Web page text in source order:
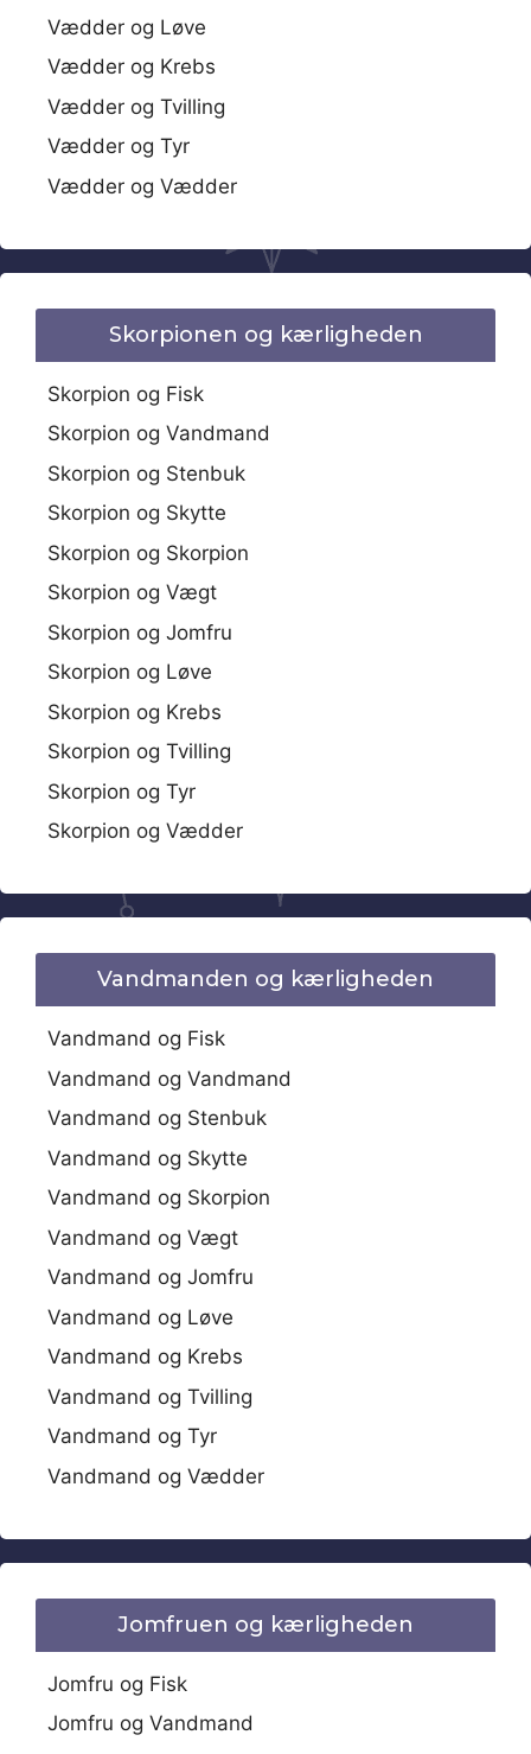
Vædder og Løve
Vædder og Krebs
Vædder og Tvilling
Vædder og Tyr
Vædder og Vædder
Skorpionen og kærligheden
Skorpion og Fisk
Skorpion og Vandmand
Skorpion og Stenbuk
Skorpion og Skytte
Skorpion og Skorpion
Skorpion og Vægt
Skorpion og Jomfru
Skorpion og Løve
Skorpion og Krebs
Skorpion og Tvilling
Skorpion og Tyr
Skorpion og Vædder
Vandmanden og kærligheden
Vandmand og Fisk
Vandmand og Vandmand
Vandmand og Stenbuk
Vandmand og Skytte
Vandmand og Skorpion
Vandmand og Vægt
Vandmand og Jomfru
Vandmand og Løve
Vandmand og Krebs
Vandmand og Tvilling
Vandmand og Tyr
Vandmand og Vædder
Jomfruen og kærligheden
Jomfru og Fisk
Jomfru og Vandmand